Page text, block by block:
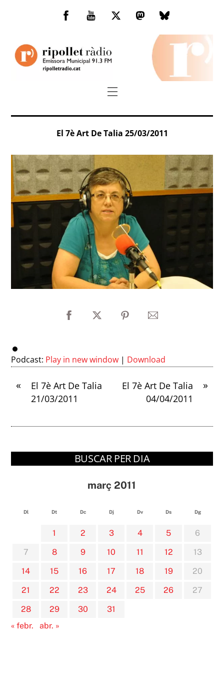
Facebook
You
TwitterMastodonBluesky
Menu
El 7è Art De Talia 25/03/2011
Podcast: Play in new window | Download
«
El 7è Art De Talia
21/03/2011
»
El 7è Art De Talia
04/04/2011
BUSCAR PER DIA
març 2011
Dl Dt Dc Dj Dv Ds Dg
1 2 3 4 5
6
7
8 9 10 11 12
13
14
15 16 17 18 19
20
21
22 23 24 25 26
27
28
29 30
31
« febr.
abr. »